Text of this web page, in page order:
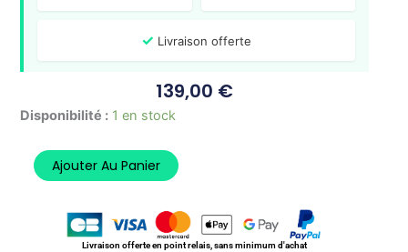
✓ Livraison offerte
139,00 €
Disponibilité : 1 en stock
quantité
Fourchettes
Boite
YAMAHA
Ajouter Au Panier
Livraison offerte en point relais, sans minimum d'achat